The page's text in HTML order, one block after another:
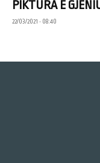
PIKTURA E
22/03/2021 • 08:40